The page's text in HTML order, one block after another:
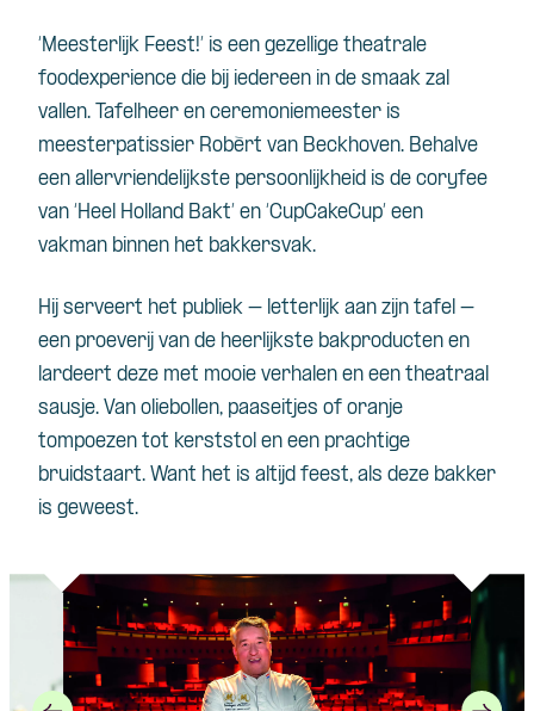
‘Meesterlijk Feest!’ is een gezellige theatrale
foodexperience die bij iedereen in de smaak zal
vallen. Tafelheer en ceremoniemeester is
meesterpatissier Robèrt van Beckhoven. Behalve
een allervriendelijkste persoonlijkheid is de coryfee
van ‘Heel Holland Bakt’ en ‘CupCakeCup’ een
vakman binnen het bakkersvak.
Hij serveert het publiek – letterlijk aan zijn tafel –
een proeverij van de heerlijkste bakproducten en
lardeert deze met mooie verhalen en een theatraal
sausje. Van oliebollen, paaseitjes of oranje
tompoezen tot kerststol en een prachtige
bruidstaart. Want het is altijd feest, als deze bakker
is geweest.